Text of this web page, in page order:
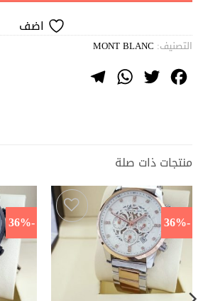
اضف
التصنيف: MONT BLANC
Facebook
Twitter
WhatsApp
منتجات ذات صلة
-36%
اضف
-36%